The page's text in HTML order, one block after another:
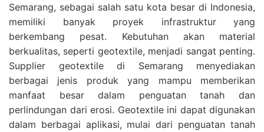
Semarang, sebagai salah satu kota besar di Indonesia,
memiliki banyak proyek infrastruktur yang
berkembang pesat. Kebutuhan akan material
berkualitas, seperti geotextile, menjadi sangat penting.
Supplier geotextile di Semarang menyediakan
berbagai jenis produk yang mampu memberikan
manfaat besar dalam penguatan tanah dan
perlindungan dari erosi. Geotextile ini dapat digunakan
dalam berbagai aplikasi, mulai dari penguatan tanah